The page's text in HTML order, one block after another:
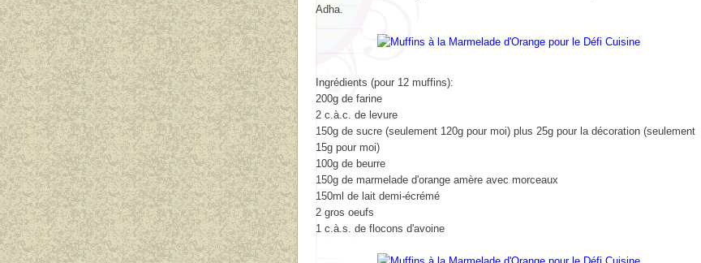
Adha.
Ingrédients (pour 12 muffins):
200g de farine
2 c.à.c. de levure
150g de sucre (seulement 120g pour moi) plus 25g pour la décoration (seulement
15g pour moi)
100g de beurre
150g de marmelade d'orange amère avec morceaux
150ml de lait demi-écrémé
2 gros oeufs
1 c.à.s. de flocons d'avoine